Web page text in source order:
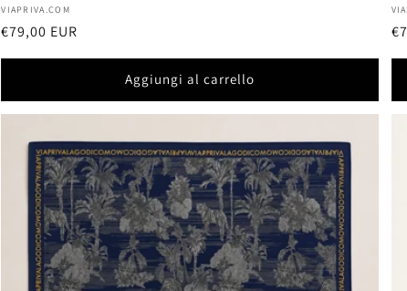
Produttore:
VIAPRIVA.COM
Prezzo
€79,00 EUR
Aggiungi al carrello